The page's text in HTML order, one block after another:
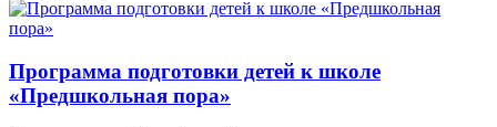
Программа подготовки детей к школе
«Предшкольная пора»